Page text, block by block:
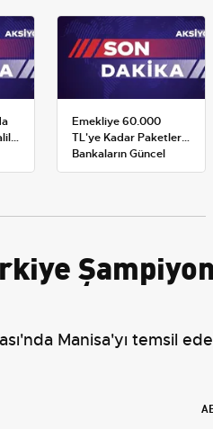
Emekliye 60.000
TL'ye Kadar Paketler:
Bankaların Güncel
Promosyon ve Ek
Manisa'yı temsil